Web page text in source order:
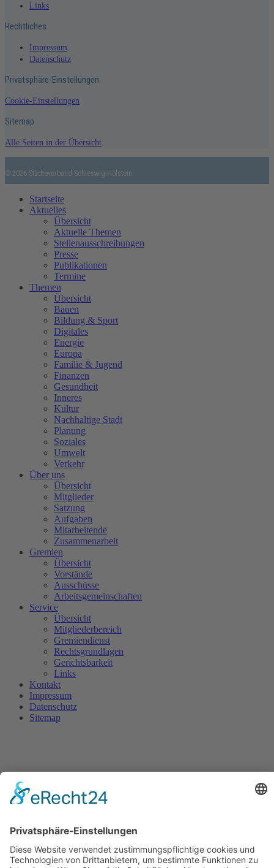
Links
Rechtliches
Impressum
Datenschutz
Privatsphäre-Einstellungen
Cookie-Einstellungen
Sitemap
Alle Seiten in der Übersicht
© 2026 Städteverband Schleswig-Holstein
Startseite
Aktuelles
Übersicht
Aktuelle Themen
Stellenausschreibungen
Presse
Publikationen
Termine
Themen
Übersicht
Bauen
Bildung & Sport
Digitales
Energie
Europa
Familie & Jugend
Finanzen
Gesundheit
Inneres
Kultur
Nachhaltige Stadt
Planung
Soziales
Umwelt
Verkehr
Über uns
Übersicht
Mitglieder
Satzung
Aufgaben
Mitarbeitende
Zusammenarbeit
Gremien
Übersicht
Vorstände
Ausschüsse
Arbeitsgemeinschaften
Service
Übersicht
Mitgliederbereich
Gremiendienst
Rechtsgrundlagen
Gerichtsbarkeit
Links
Kontakt
Impressum
Datenschutz
Sitemap